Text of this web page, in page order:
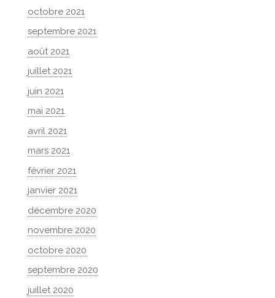
octobre 2021
septembre 2021
août 2021
juillet 2021
juin 2021
mai 2021
avril 2021
mars 2021
février 2021
janvier 2021
décembre 2020
novembre 2020
octobre 2020
septembre 2020
juillet 2020